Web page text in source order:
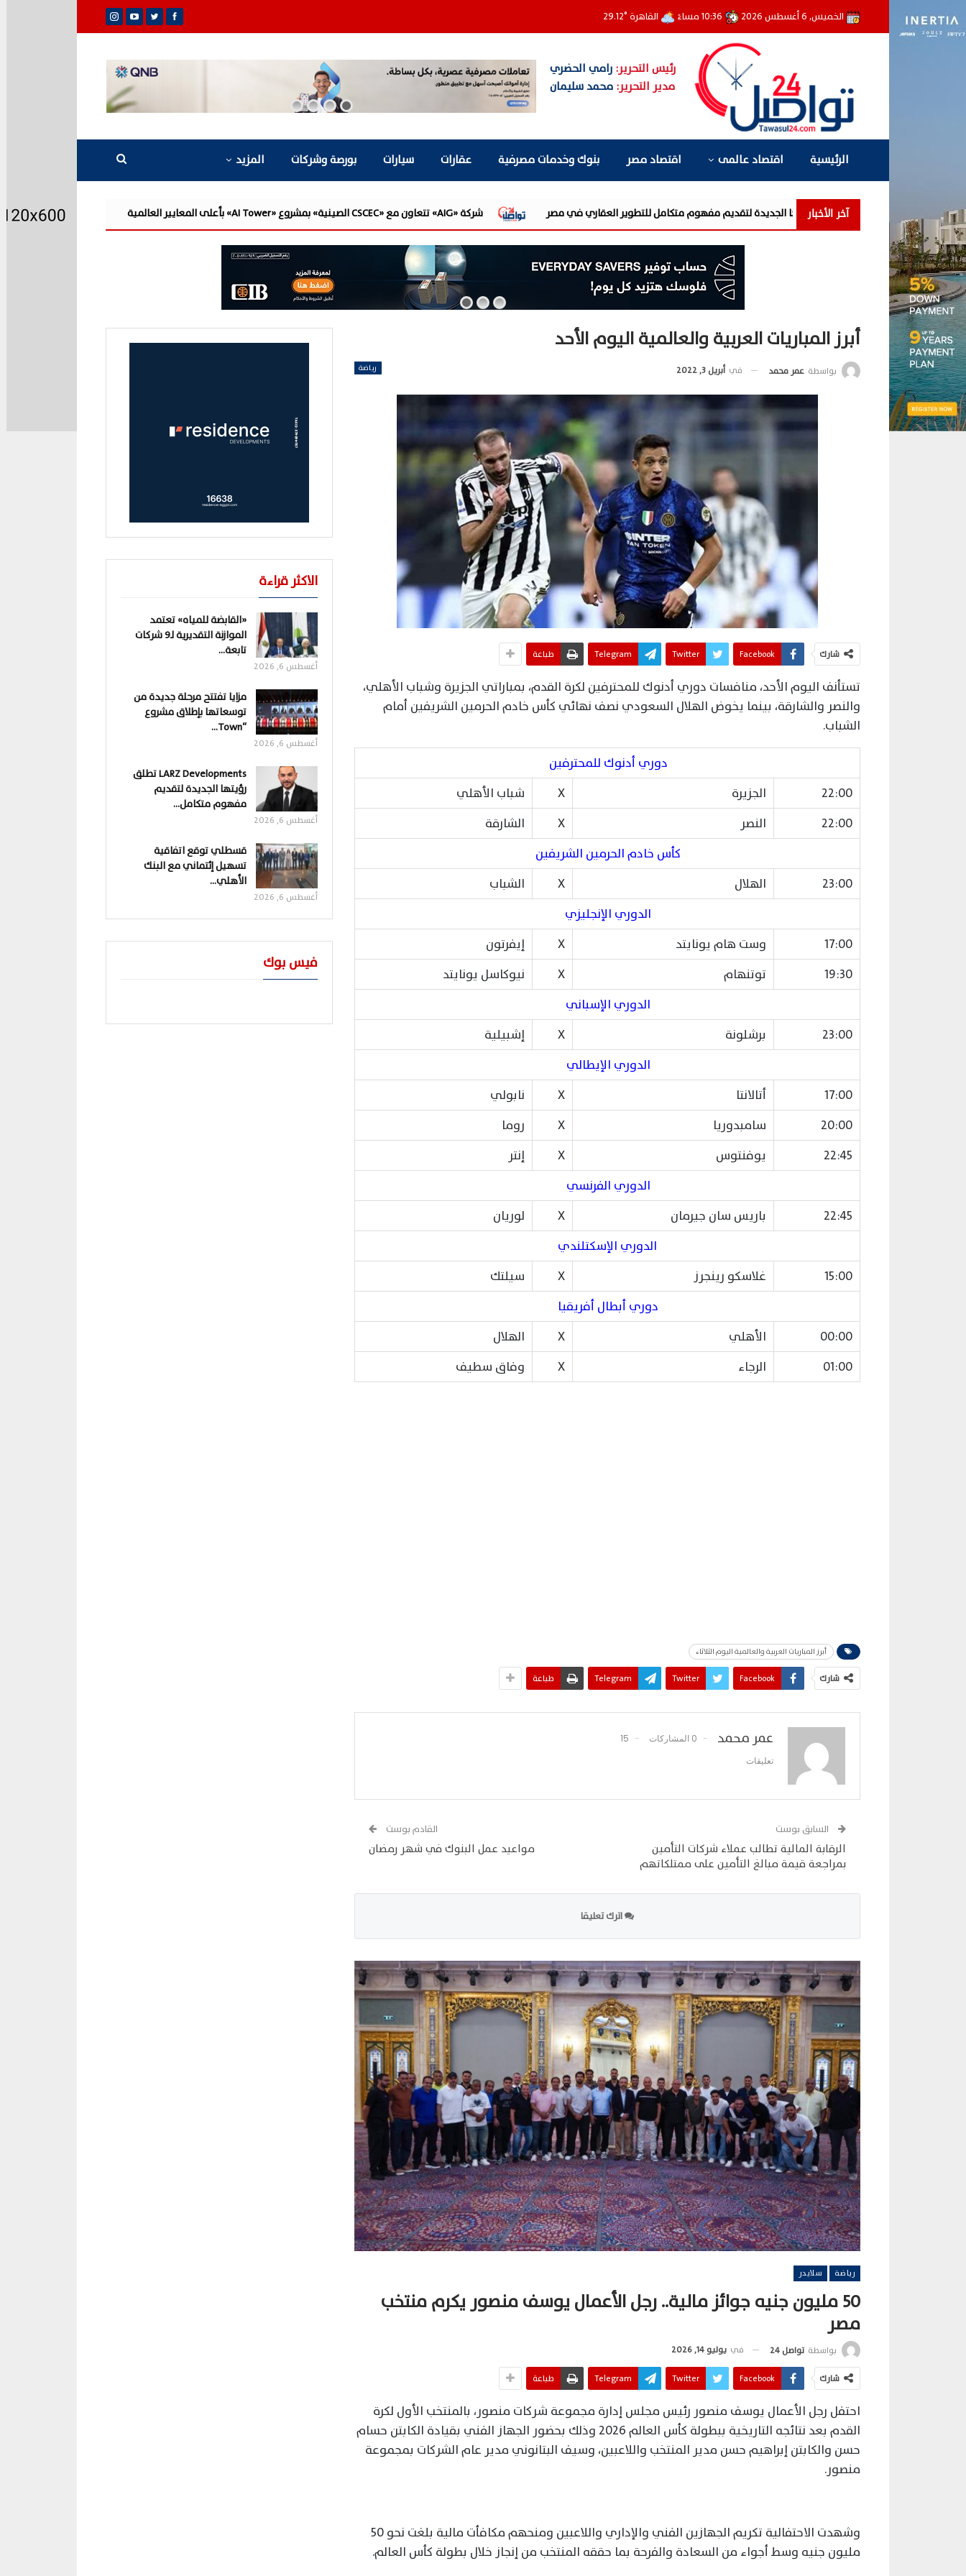
الخميس, 6 أغسطس 2026 القاهرة°
29.12
رئيس التحرير:رامي الحضري
مدير التحرير: محمد سليمان
الرئيسية اقتصاد عالمى اقتصاد مصر بنوك وخدمات مصرفية عقارات سيارات بورصة وشركات المزيد
آخر الأخبار شركة «AIG» تتعاون مع «CSCEC الصينية» بمشروع «AI Tower» بأعلى المعايير العالمية «القابضة للمياه» تعتمد الموازنة التقديرية لـ9 شركات تابعة للعام المالي 2026/2027
أبرز المباريات العربية والعالمية اليوم الأحد
رياضة بواسطة عمر محمد في أبريل 3, 2022
شارك Facebook
Twitter
Telegram طباعة
تستأنف اليوم الأحد، منافسات دوري أدنوك للمحترفين لكرة القدم، بمباراتي الجزيرة وشباب الأهلي،
والنصر والشارقة، بينما يخوض الهلال السعودي نصف نهائي كأس خادم الحرمين الشريفين أمام
الشباب.
دوري أدنوك للمحترفين
22:00
الجزيرة X
شباب الأهلي
22:00
النصر X
الشارقة
كأس خادم الحرمين الشريفين
23:00
الهلال X
الشباب
الدوري الإنجليزي
17:00
وست هام يونايتد X
إيفرتون
19:30
توتنهام X
نيوكاسل يونايتد
الدوري الإسباني
23:00
برشلونة X
إشبيلية
الدوري الإيطالي
17:00
أتالانتا X
نابولي
20:00
سامبدوريا X
روما
22:45
يوفنتوس X
إنتر
الدوري الفرنسي
22:45
باريس سان جيرمان X
لوريان
الدوري الإسكتلندي
15:00
غلاسكو رينجرز X
سيلتك
دوري أبطال أفريقيا
00:00
الأهلي X
الهلال
01:00
الرجاء X وفاق سطيف
أبرز المباريات العربية والعالمية اليوم الثلاثاء
شارك Facebook
Twitter
Telegram طباعة
عمر محمد 0 المشاركات
15
تعليقات
السابق بوست
الرقابة المالية تطالب عملاء شركات التأمين
بمراجعة قيمة مبالغ التأمين على ممتلكاتهم
القادم بوست
مواعيد عمل البنوك في شهر رمضان
اترك تعليقا
رياضة سلايدر
50 مليون جنيه جوائز مالية.. رجل الأعمال يوسف منصور يكرم منتخب
مصر
بواسطة تواصل 24 في يوليو 14, 2026
شارك Facebook
Twitter
Telegram طباعة
احتفل رجل الأعمال يوسف منصور رئيس مجلس إدارة مجموعة شركات منصور، بالمنتخب الأول لكرة
القدم بعد نتائجه التاريخية ببطولة كأس العالم 2026 وذلك بحضور الجهاز الفني بقيادة الكابتن حسام
حسن والكابتن إبراهيم حسن مدير المنتخب واللاعبين، وسيف البتانوني مدير عام الشركات بمجموعة
منصور.
وشهدت الاحتفالية تكريم الجهازين الفني والإداري واللاعبين ومنحهم مكافأت مالية بلغت نحو 50
مليون جنيه وسط أجواء من السعادة والفرحة بما حققه المنتخب من إنجاز خلال بطولة كأس العالم.
الاكثر قراءة
«القابضة للمياه» تعتمد
الموازنة التقديرية لـ9 شركات
تابعة…
أغسطس 6, 2026
مزايا تفتتح مرحلة جديدة من
توسعاتها بإطلاق مشروع
“Town…
أغسطس 6, 2026
LARZ Developments تطلق
رؤيتها الجديدة لتقديم
مفهوم متكامل…
أغسطس 6, 2026
قسطلي توقع اتفاقية
تسهيل إئتماني مع البنك
الأهلي…
أغسطس 6, 2026
فيس بوك